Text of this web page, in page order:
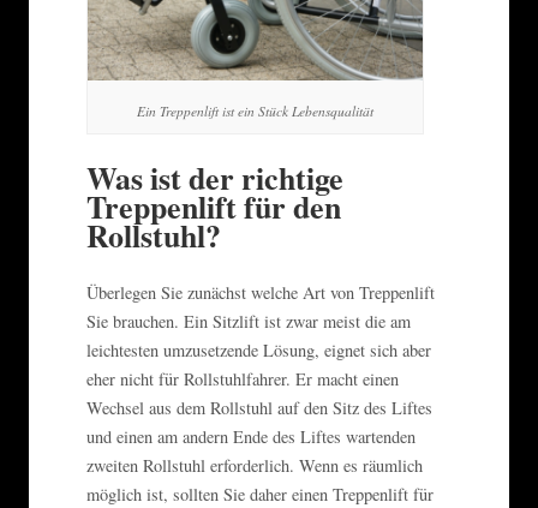
Ein Treppenlift ist ein Stück Lebensqualität
Was ist der richtige
Treppenlift für den
Rollstuhl?
Überlegen Sie zunächst welche Art von Treppenlift
Sie brauchen. Ein Sitzlift ist zwar meist die am
leichtesten umzusetzende Lösung, eignet sich aber
eher nicht für Rollstuhlfahrer. Er macht einen
Wechsel aus dem Rollstuhl auf den Sitz des Liftes
und einen am andern Ende des Liftes wartenden
zweiten Rollstuhl erforderlich. Wenn es räumlich
möglich ist, sollten Sie daher einen Treppenlift für